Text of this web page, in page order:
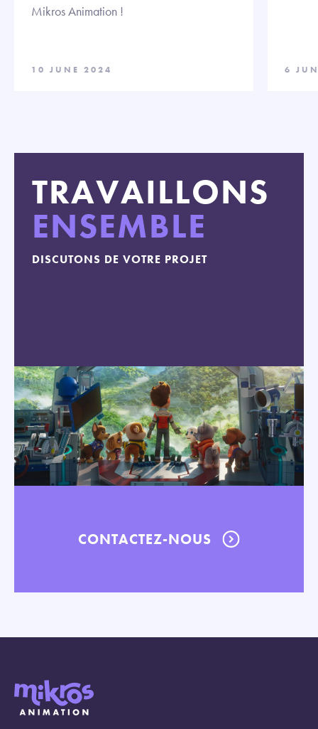
Mikros Animation !
10 JUNE 2024 6
TRAVAILLONS
ENSEMBLE
DISCUTONS DE VOTRE PROJET
CONTACTEZ-NOUS